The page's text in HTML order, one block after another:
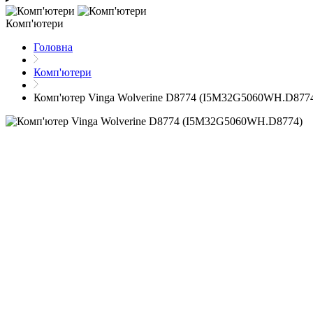
Комп'ютери
Головна
Комп'ютери
Комп'ютер Vinga Wolverine D8774